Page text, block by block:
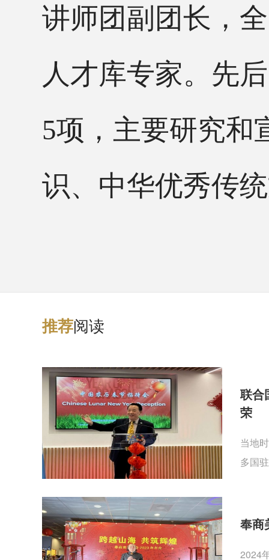
讲师团副团长，
人才库专家。先
5项，主要研究和
识、中华优秀传
推荐阅读
联合
荣
当地
多国
奉商
2024